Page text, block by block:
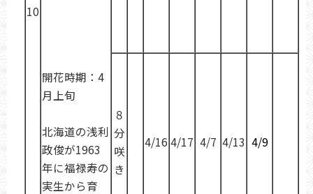
10
開花時期：4
月上旬
北海道の浅利
政俊が1963
年に福禄寿の
実生から育
８
分
咲
き
4/16 4/17 4/7 4/13 4/9